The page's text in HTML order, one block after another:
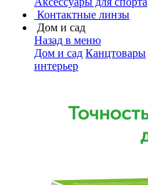
Контактные линзы
Дом и сад
Назад в меню
Дом и сад Канцтовары
интерьер